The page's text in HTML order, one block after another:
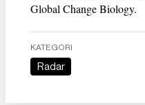
Global Change Biology.
KATEGORI
Radar